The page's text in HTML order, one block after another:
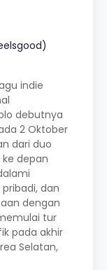
indie
debutnya
2 Oktober
dari duo
ke depan
dan
dengan
tur
pada akhir
Selatan,